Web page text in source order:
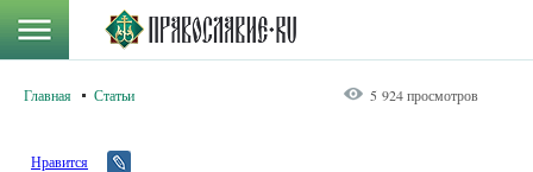
Главная Статьи 5 924 просмотров
Нравится